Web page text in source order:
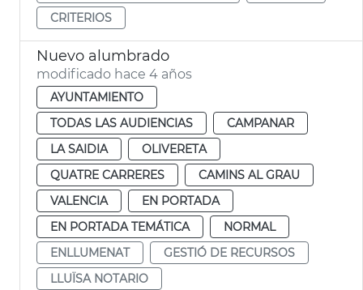
CRITERIOS
Nuevo alumbrado
modificado hace 4 años
AYUNTAMIENTO
TODAS LAS AUDIENCIAS
CAMPANAR
LA SAIDIA
OLIVERETA
QUATRE CARRERES
CAMINS AL GRAU
VALENCIA
EN PORTADA
EN PORTADA TEMÁTICA
NORMAL
ENLLUMENAT
GESTIÓ DE RECURSOS
LLUÏSA NOTARIO